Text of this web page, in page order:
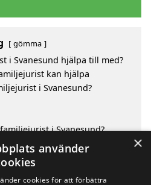
gömma
i Svanesund hjälpa till med?
kan hjälpa
i Svanesund?
i Svanesund?
i Svanesund
i de omgivande
×
använder
cookies för att förbättra